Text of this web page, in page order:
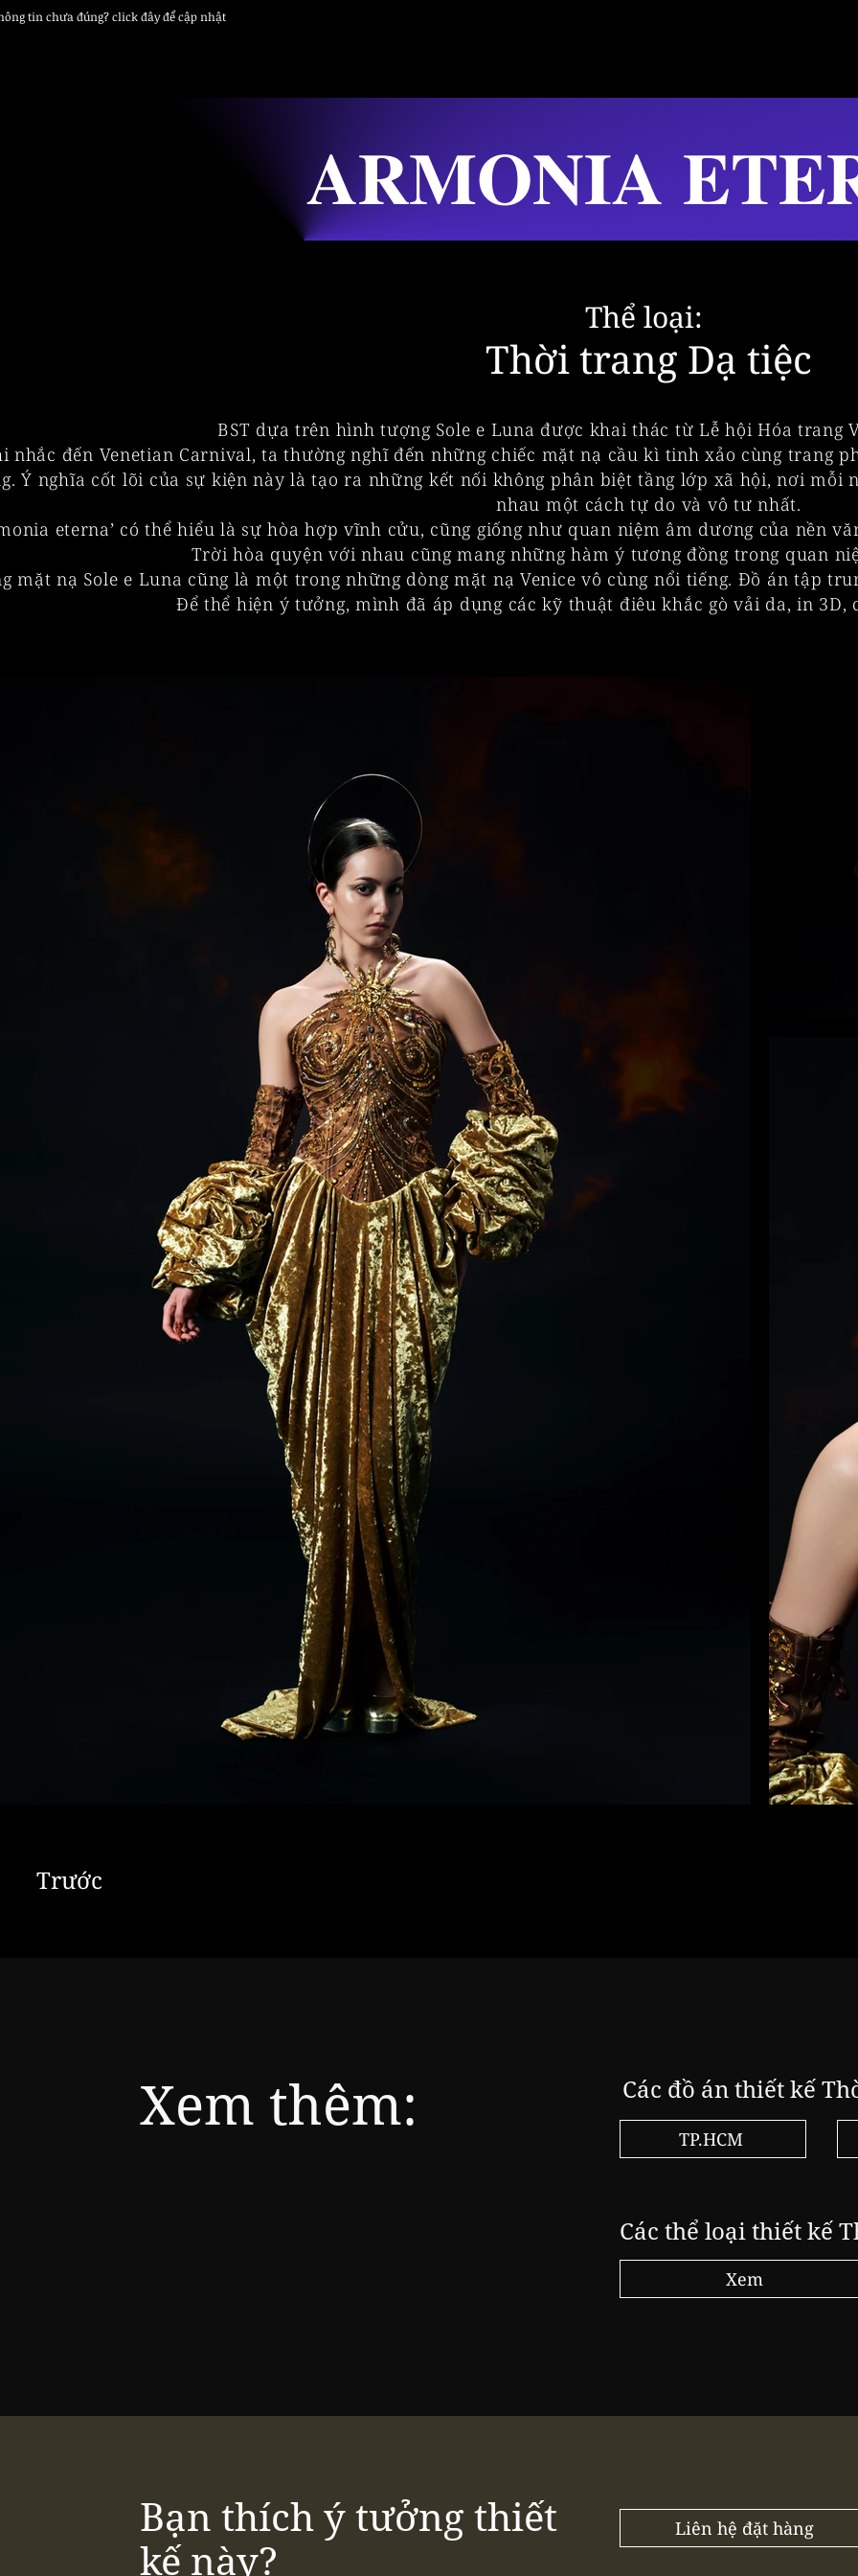
tin chưa đúng? click đây để cập nhật
𝐀𝐑𝐌𝐎𝐍𝐈𝐀
Thể loại:
Thời trang Dạ tiệc
BST dựa trên hình tượng Sole e Luna được khai thác từ Lễ hội Hóa trang
nhắc đến Venetian Carnival, ta thường nghĩ đến những chiếc mặt nạ cầu kì tinh xảo cùng trang
Ý nghĩa cốt lõi của sự kiện này là tạo ra những kết nối không phân biệt tầng lớp xã hội, nơi mỗi
nhau một cách tự do và vô tư nhất.
eterna’ có thể hiểu là sự hòa hợp vĩnh cửu, cũng giống như quan niệm âm dương của nền
Trời hòa quyện với nhau cũng mang những hàm ý tương đồng trong quan
mặt nạ Sole e Luna cũng là một trong những dòng mặt nạ Venice vô cùng nổi tiếng. Đồ án tập
Để thể hiện ý tưởng, mình đã áp dụng các kỹ thuật điêu khắc gò vải da, in 3D,
Trước
Xem thêm: Các đồ án thiết kế
TP.HCM
Các thể loại thiết kế
Xem
Bạn thích ý tưởng thiết
kế này?
Liên hệ đặt hàng